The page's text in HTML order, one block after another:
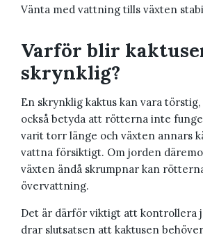
Vänta med vattning tills växten
Varför blir
skrynklig?
En skrynklig kaktus kan vara
också betyda att rötterna inte
varit torr länge och växten annars
vattna försiktigt. Om jorden
växten ändå skrumpnar kan
övervattning.
Det är därför viktigt att kontrollera
drar slutsatsen att kaktusen